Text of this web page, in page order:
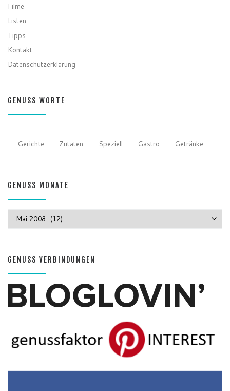
Filme
Listen
Tipps
Kontakt
Datenschutzerklärung
GENUSS WORTE
Gerichte Zutaten Speziell Gastro Getränke
GENUSS MONATE
GENUSS VERBINDUNGEN